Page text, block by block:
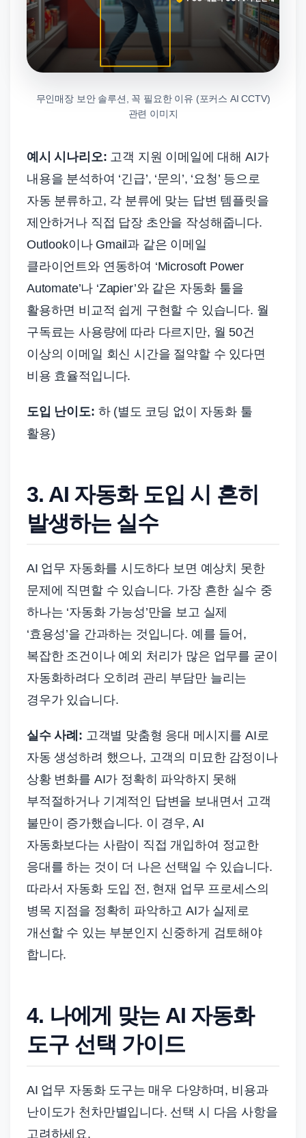
무인매장 보안 솔루션, 꼭 필요한 이유 (포커스 AI CCTV)
관련 이미지
예시 시나리오: 고객 지원 이메일에 대해 AI가
내용을 분석하여 ‘긴급’, ‘문의’, ‘요청’ 등으로
자동 분류하고, 각 분류에 맞는 답변 템플릿을
제안하거나 직접 답장 초안을 작성해줍니다.
Outlook이나 Gmail과 같은 이메일
클라이언트와 연동하여 ‘Microsoft Power
Automate’나 ‘Zapier’와 같은 자동화 툴을
활용하면 비교적 쉽게 구현할 수 있습니다. 월
구독료는 사용량에 따라 다르지만, 월 50건
이상의 이메일 회신 시간을 절약할 수 있다면
비용 효율적입니다.
도입 난이도: 하 (별도 코딩 없이 자동화 툴
활용)
3. AI 자동화 도입 시 흔히
발생하는 실수
AI 업무 자동화를 시도하다 보면 예상치 못한
문제에 직면할 수 있습니다. 가장 흔한 실수 중
하나는 ‘자동화 가능성’만을 보고 실제
‘효용성’을 간과하는 것입니다. 예를 들어,
복잡한 조건이나 예외 처리가 많은 업무를 굳이
자동화하려다 오히려 관리 부담만 늘리는
경우가 있습니다.
실수 사례: 고객별 맞춤형 응대 메시지를 AI로
자동 생성하려 했으나, 고객의 미묘한 감정이나
상황 변화를 AI가 정확히 파악하지 못해
부적절하거나 기계적인 답변을 보내면서 고객
불만이 증가했습니다. 이 경우, AI
자동화보다는 사람이 직접 개입하여 정교한
응대를 하는 것이 더 나은 선택일 수 있습니다.
따라서 자동화 도입 전, 현재 업무 프로세스의
병목 지점을 정확히 파악하고 AI가 실제로
개선할 수 있는 부분인지 신중하게 검토해야
합니다.
4. 나에게 맞는 AI 자동화
도구 선택 가이드
AI 업무 자동화 도구는 매우 다양하며, 비용과
난이도가 천차만별입니다. 선택 시 다음 사항을
고려하세요.